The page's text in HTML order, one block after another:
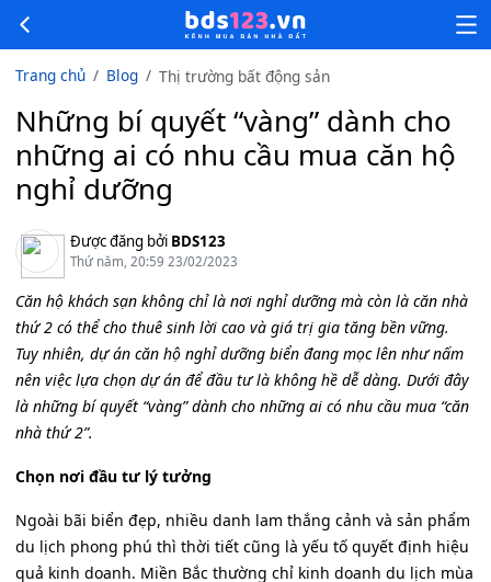
Trang chủ Blog Thị trường bất động sản
Những bí quyết “vàng” dành cho
những ai có nhu cầu mua căn hộ
nghỉ dưỡng
Được đăng bởi BDS123
Thứ năm, 20:59 23/02/2023
Căn hộ khách sạn không chỉ là nơi nghỉ dưỡng mà còn là căn nhà
thứ 2 có thể cho thuê sinh lời cao và giá trị gia tăng bền vững.
Tuy nhiên, dự án căn hộ nghỉ dưỡng biển đang mọc lên như nấm
nên việc lựa chọn dự án để đầu tư là không hề dễ dàng. Dưới đây
là những bí quyết “vàng” dành cho những ai có nhu cầu mua “căn
nhà thứ 2”.
Chọn nơi đầu tư lý tưởng
Ngoài bãi biển đẹp, nhiều danh lam thắng cảnh và sản phẩm
du lịch phong phú thì thời tiết cũng là yếu tố quyết định hiệu
quả kinh doanh. Miền Bắc thường chỉ kinh doanh du lịch mùa